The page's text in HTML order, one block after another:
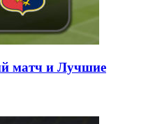
матч и Лучшие